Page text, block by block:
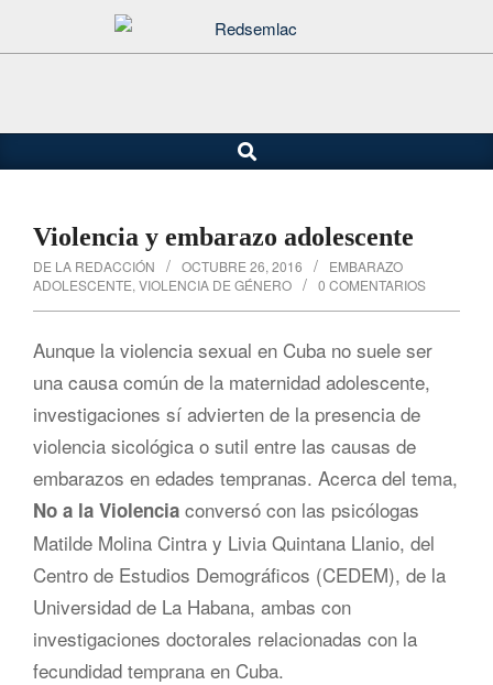
de
principal
Buscar
Violencia y embarazo adolescente
DE LA REDACCIÓN OCTUBRE 26, 2016
EMBARAZO
ADOLESCENTE, VIOLENCIA DE GÉNERO 0 COMENTARIOS
Aunque la violencia sexual en Cuba no suele ser
una causa común de la maternidad adolescente,
investigaciones sí advierten de la presencia de
violencia sicológica o sutil entre las causas de
embarazos en edades tempranas. Acerca del tema,
No a la Violencia conversó con las psicólogas
Matilde Molina Cintra y Livia Quintana Llanio, del
Centro de Estudios Demográficos (CEDEM), de la
Universidad de La Habana, ambas con
investigaciones doctorales relacionadas con la
fecundidad temprana en Cuba.